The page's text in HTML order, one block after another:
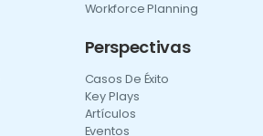
Workforce Planning
Perspectivas
Casos De Éxito
Key Plays
Artículos
Eventos